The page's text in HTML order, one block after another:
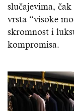
slučajevima, čak
vrsta “visoke
skromnost i
kompromisa.